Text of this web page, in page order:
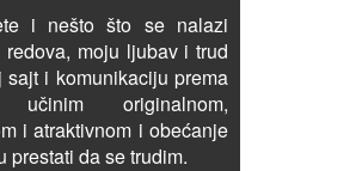
i nešto što se nalazi
redova, moju ljubav i trud
sajt i komunikaciju prema
učinim originalnom,
i atraktivnom i obećanje
prestati da se trudim.